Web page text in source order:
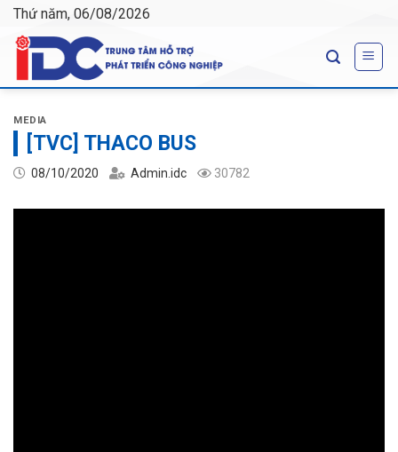
Skip
content
Thứ năm, 06/08/2026
MEDIA
[TVC] THACO BUS
08/10/2020 Admin.idc 30782